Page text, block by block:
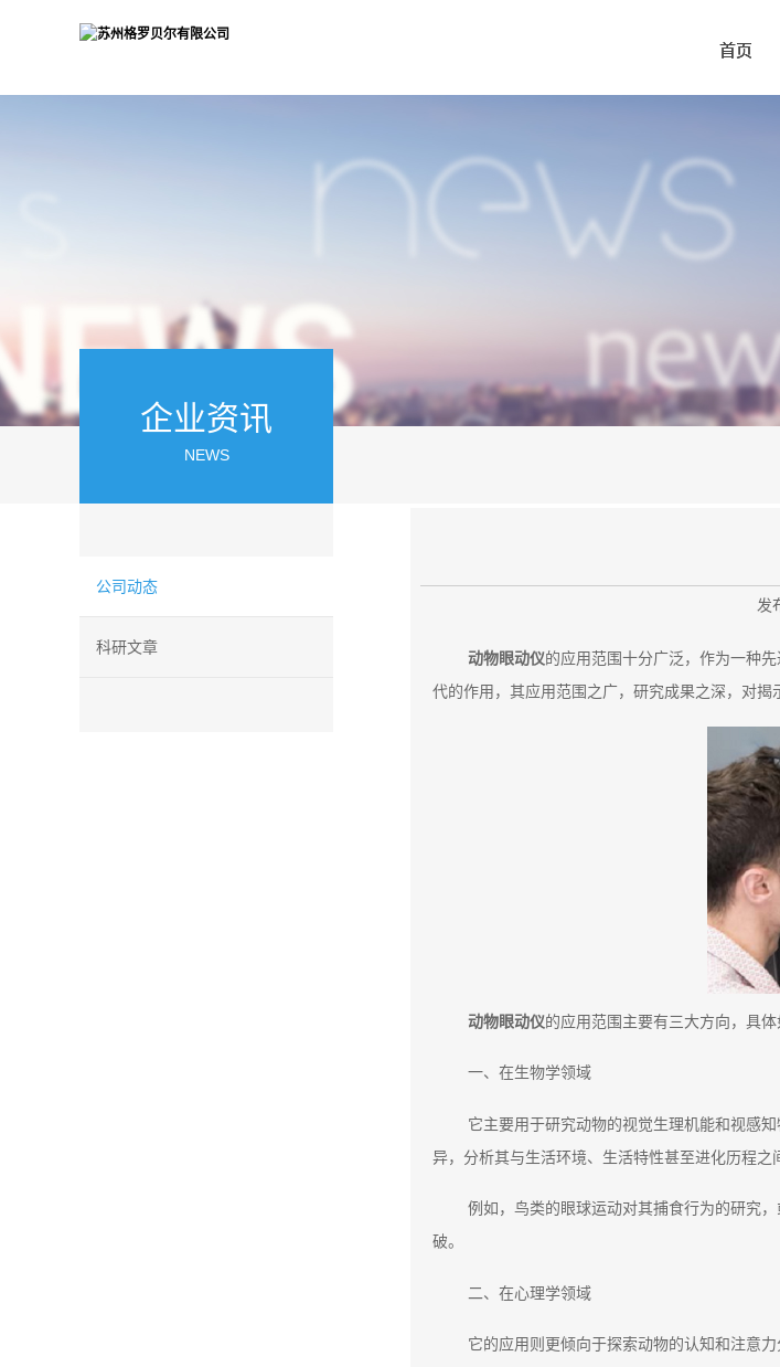
首页
企业资讯
NEWS
公司动态
科研文章
发
动物眼动仪的应用范围十分广泛，作为一种
代的作用，其应用范围之广，研究成果之深，对揭
动物眼动仪的应用范围主要有三大方向，具体
一、在生物学领域
它主要用于研究动物的视觉生理机能和视感
异，分析其与生活环境、生活特性甚至进化历程之
例如，鸟类的眼球运动对其捕食行为的研究
破。
二、在心理学领域
它的应用则更倾向于探索动物的认知和注意